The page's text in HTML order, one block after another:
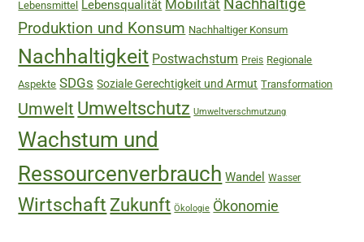
Lebensmittel Lebensqualität Mobilität
Produktion und Konsum Nachhaltiger Konsum
Nachhaltigkeit Postwachstum Preis Regionale
Aspekte SDGs Soziale Gerechtigkeit und Armut Transformation
Umwelt Umweltschutz Umweltverschmutzung
Wachstum und
Ressourcenverbrauch Wandel Wasser
Wirtschaft Zukunft Ökologie Ökonomie